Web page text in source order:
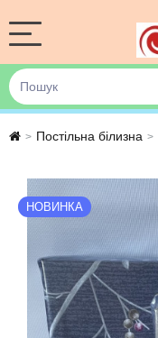
> Постільна білизна >
НОВИНКА